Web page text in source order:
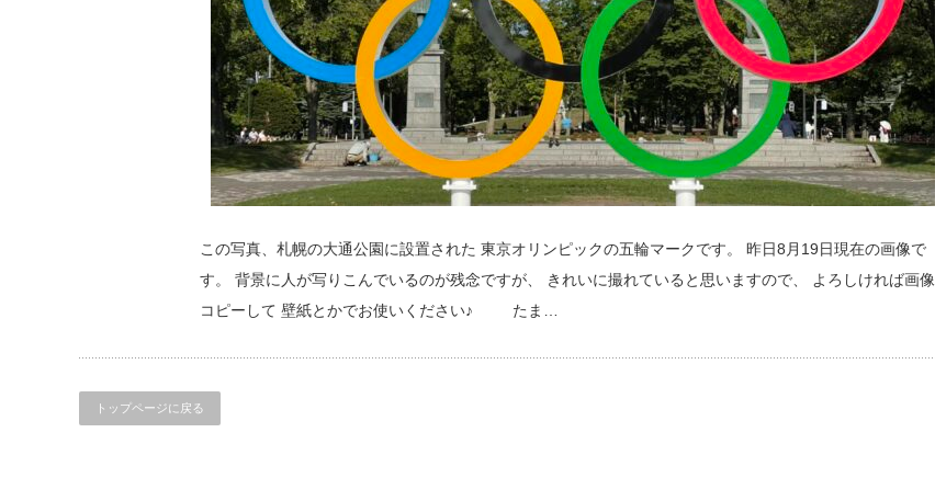
この写真、札幌の大通公園に設置された 東京オリンピックの五輪マークです。 昨日8月19日現在の画像で
す。 背景に人が写りこんでいるのが残念ですが、 きれいに撮れていると思いますので、 よろしければ画像
コピーして 壁紙とかでお使いください♪ たま…
トップページに戻る